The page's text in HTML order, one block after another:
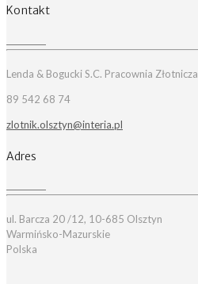
Kontakt
Lenda & Bogucki S.C. Pracownia Złotnicza
89 542 68 74
zlotnik.olsztyn@interia.pl
Adres
ul. Barcza 20 /12, 10-685 Olsztyn
Warmińsko-Mazurskie
Polska